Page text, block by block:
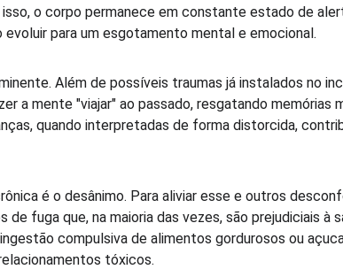
o corpo permanece em constante estado de
para um esgotamento mental e emocional.
Além de possíveis traumas já instalados no
a mente "viajar" ao passado, resgatando memórias
quando interpretadas de forma distorcida,
é o desânimo. Para aliviar esse e outros
fuga que, na maioria das vezes, são prejudiciais à
compulsiva de alimentos gordurosos ou
tóxicos.